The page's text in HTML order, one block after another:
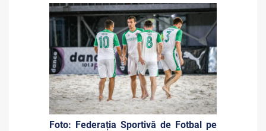
Foto: Federația Sportivă de Fotbal pe